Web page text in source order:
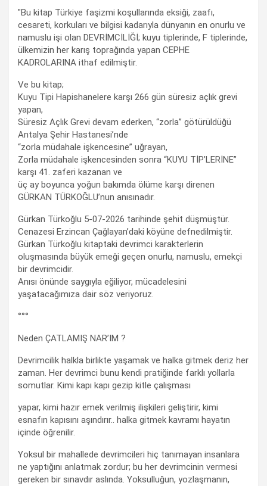
"Bu kitap Türkiye faşizmi koşullarında eksiği, zaafı,
cesareti, korkuları ve bilgisi kadarıyla dünyanın en onurlu ve
namuslu işi olan DEVRİMCİLİĞİ; kuyu tiplerinde, F tiplerinde,
ülkemizin her karış toprağında yapan CEPHE
KADROLARINA ithaf edilmiştir.
Ve bu kitap;
Kuyu Tipi Hapishanelere karşı 266 gün süresiz açlık grevi
yapan,
Süresiz Açlık Grevi devam ederken, “zorla” götürüldüğü
Antalya Şehir Hastanesi’nde
“zorla müdahale işkencesine” uğrayan,
Zorla müdahale işkencesinden sonra “KUYU TİP’LERİNE”
karşı 41. zaferi kazanan ve
üç ay boyunca yoğun bakımda ölüme karşı direnen
GÜRKAN TÜRKOĞLU’nun anısınadır.
Gürkan Türkoğlu 5-07-2026 tarihinde şehit düşmüştür.
Cenazesi Erzincan Çağlayan’daki köyüne defnedilmiştir.
Gürkan Türkoğlu kitaptaki devrimci karakterlerin
oluşmasında büyük emeği geçen onurlu, namuslu, emekçi
bir devrimcidir.
Anısı önünde saygıyla eğiliyor, mücadelesini
yaşatacağımıza dair söz veriyoruz.
°°°
Neden ÇATLAMIŞ NAR’IM ?
Devrimcilik halkla birlikte yaşamak ve halka gitmek deriz her
zaman. Her devrimci bunu kendi pratiğinde farklı yollarla
somutlar. Kimi kapı kapı gezip kitle çalışması
yapar, kimi hazır emek verilmiş ilişkileri geliştirir, kimi
esnafın kapısını aşındırır.. halka gitmek kavramı hayatın
içinde öğrenilir.
Yoksul bir mahallede devrimcileri hiç tanımayan insanlara
ne yaptığını anlatmak zordur; bu her devrimcinin vermesi
gereken bir sınavdır aslında. Yoksulluğun, yozlaşmanın,